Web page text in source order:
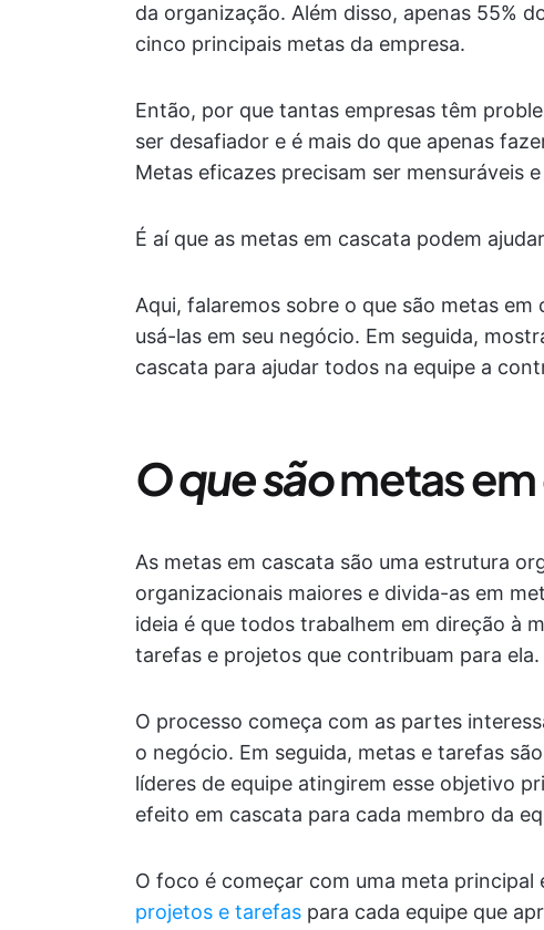
da organização. Além disso, apenas 55%
cinco principais metas da empresa.
Então, por que tantas empresas têm
ser desafiador e é mais do que apenas
Metas eficazes precisam ser mensuráveis
É aí que as metas em cascata podem
Aqui, falaremos sobre o que são metas
usá-las em seu negócio. Em seguida,
cascata para ajudar todos na equipe a
O que sãometas
As metas em cascata são uma estrutura
organizacionais maiores e divida-as em
ideia é que todos trabalhem em direção à
tarefas e projetos que contribuam para ela.
O processo começa com as partes
o negócio. Em seguida, metas e tarefas
líderes de equipe atingirem esse objetivo
efeito em cascata para cada membro da
O foco é começar com uma meta
projetos e tarefas para cada equipe que